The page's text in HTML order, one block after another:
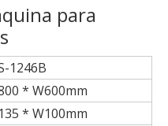
para
1246B
* W600mm
* W100mm